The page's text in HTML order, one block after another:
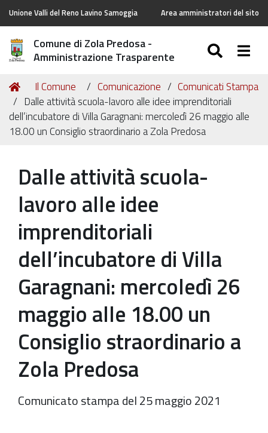
Unione Valli del Reno Lavino Samoggia Area amministratori del sito
Comune di Zola Predosa -
Amministrazione Trasparente
Tu
sei
qui:
Home
Il Comune Comunicazione
Comunicati Stampa
Dalle attività scuola-lavoro alle idee imprenditoriali
dell’incubatore di Villa Garagnani: mercoledì 26 maggio alle
18.00 un Consiglio straordinario a Zola Predosa
Dalle attività scuola-
lavoro alle idee
imprenditoriali
dell’incubatore di Villa
Garagnani: mercoledì 26
maggio alle 18.00 un
Consiglio straordinario a
Zola Predosa
Comunicato stampa del 25 maggio 2021